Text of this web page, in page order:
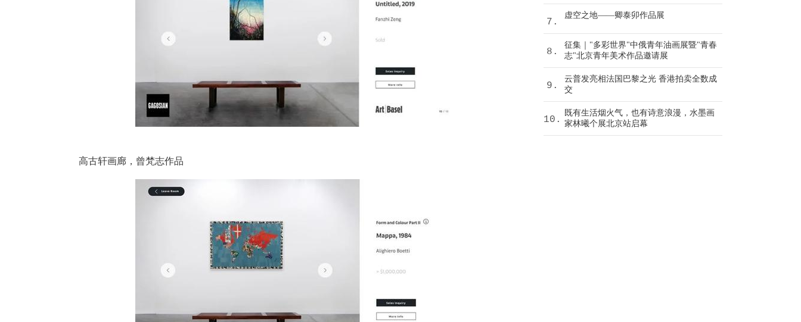
高古轩画廊，曾梵志作品
7.
虚空之地——卿泰卯作品展
8.
征集｜"多彩世界"中俄青年油画展暨"青春
志"北京青年美术作品邀请展
9.
云普发亮相法国巴黎之光 香港拍卖全数成
交
10.
既有生活烟火气，也有诗意浪漫，水墨画
家林曦个展北京站启幕